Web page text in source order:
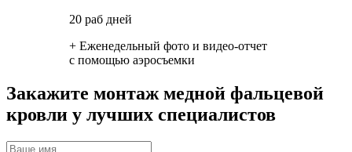
20 раб дней
+ Еженедельный фото и видео-отчет
с помощью аэросъемки
Закажите монтаж медной фальцевой
кровли у лучших специалистов